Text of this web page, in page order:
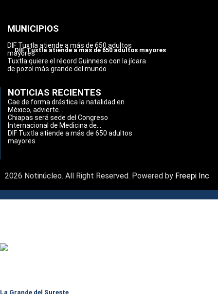
MUNICIPIOS
DIF Tuxtla atiende a más de 650 adultos mayores
DIF Tuxtla atiende a más de 650 adultos
mayores
Tuxtla quiere el récord Guinness con la jícara
de pozol más grande del mundo
NOTICIAS RECIENTES
Cae de forma drástica la natalidad en
México, advierte...
Chiapas será sede del Congreso
Internacional de Medicina de...
DIF Tuxtla atiende a más de 650 adultos
mayores
2026 Notinúcleo. All Right Reserved. Powered by Freepi Inc
La Grande del Sureste